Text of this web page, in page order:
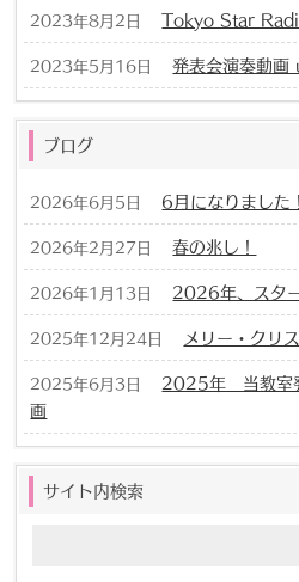
2023年8月2日 Tokyo Star
2023年5月16日 発表会演奏動画
ブログ
2026年6月5日 6月になりました！
2026年2月27日 春の兆し！
2026年1月13日 2026年、スタ
2025年12月24日 メリー・クリ
2025年6月3日
2025年 当教室
画
サイト内検索